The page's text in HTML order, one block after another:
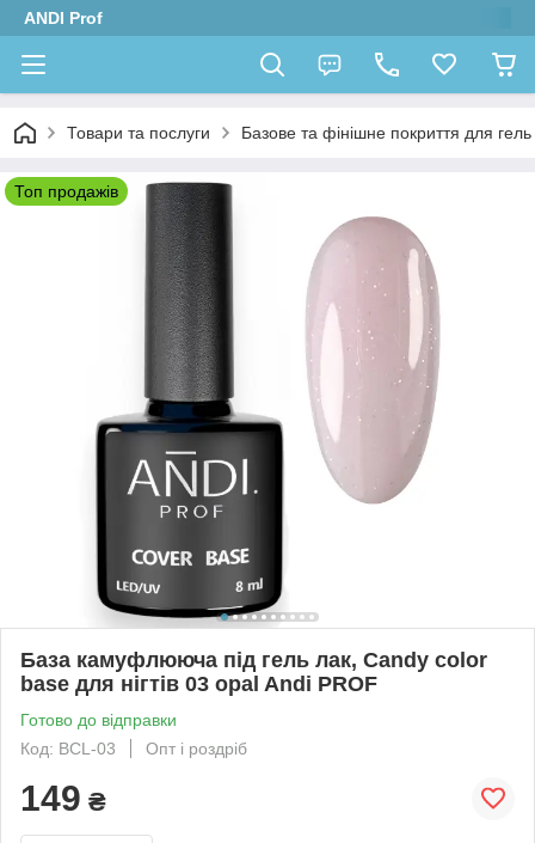
ANDI Prof
Товари та послуги Базове та фінішне покриття для гель
Топ продажів
База камуфлююча під гель лак, Candy color
base для нігтів 03 opal Andi PROF
Готово до відправки
Код: BCL-03
Опт і роздріб
149 ₴